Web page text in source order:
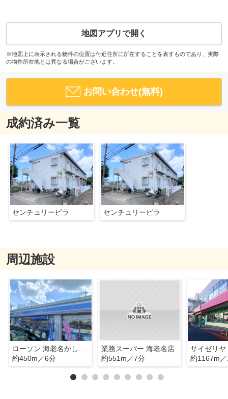
地図アプリで開く
※地図上に表示される物件の位置は付近住所に所在することを表すものであり、実際
の物件所在地とは異なる場合がございます。
お問い合わせ(無料)
成約済み一覧
センチュリーピラ センチュリーピラ
周辺施設
約450m／6分
業務スーパー 海老名店
約551m／7分
サイゼリヤ
約1167m